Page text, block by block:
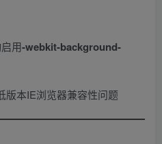
用​-webkit-background-
版本IE浏览器兼容性问题